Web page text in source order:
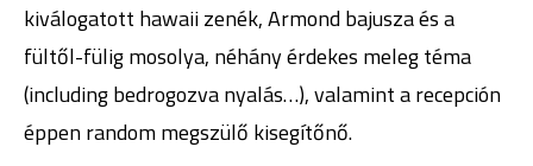
kiválogatott hawaii zenék, Armond bajusza és a
fültől-fülig mosolya, néhány érdekes meleg téma
(including bedrogozva nyalás…), valamint a recepción
éppen random megszülő kisegítőnő.